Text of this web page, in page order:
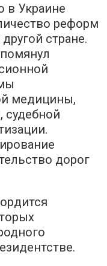
в Украине
реформ
стране.
медицины,
судебной
дорог